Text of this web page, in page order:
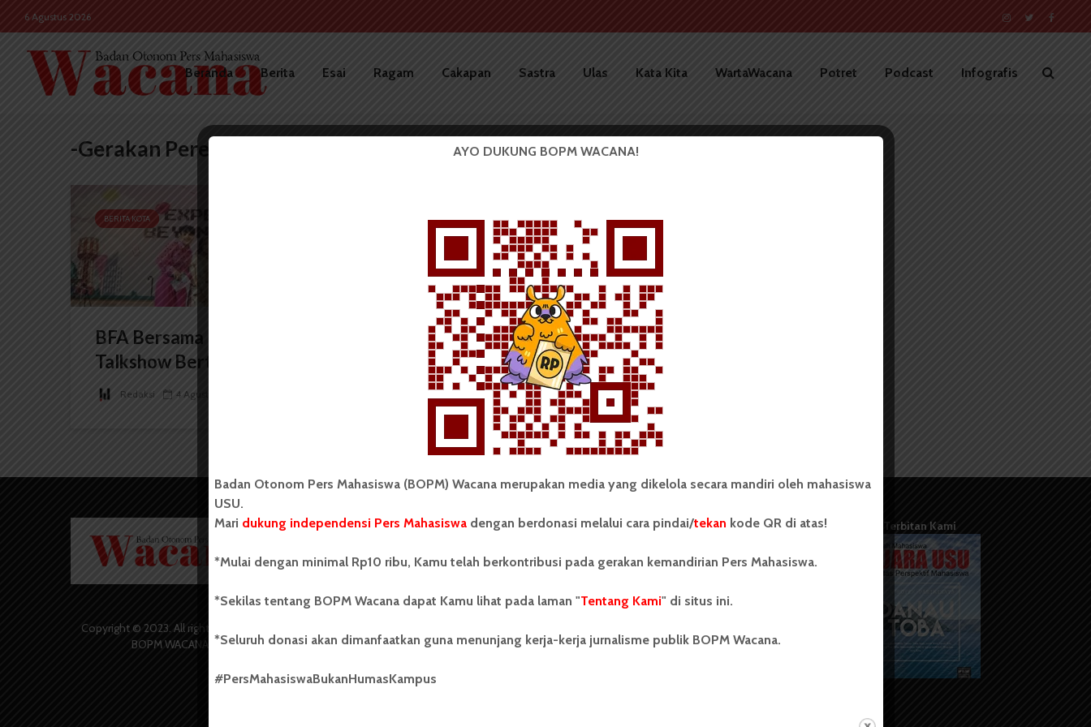
6 Agustus 2026
Beranda Berita Esai Ragam Cakapan Sastra Ulas Kata Kita WartaWacana Potret Podcast Infografis
-Gerakan Perempuan
BERITA KOTA
BFA Bersama PHI Gelar
Talkshow Bertajuk...
Redaksi 4 Agustus 2024
Copyright © 2023. All rights reserved
BOPM WACANA.
Badan Otonom Pers Mahasiswa (BOPM)
yang berdiri di luar kampus dan dikelola
secara mandiri oleh mahasiswa
Sebelumnya BOPM Wacana merupakan
(UKM) di Universitas Sumatera Utara
USU yang berdiri pada 1 Juli 1995.
Tentang Kami
Kontribusi
Terbitan Kami
AYO DUKUNG BOPM WACANA!
Badan Otonom Pers Mahasiswa (BOPM) Wacana merupakan media yang dikelola secara mandiri oleh mahasiswa
USU.
Mari dukung independensi Pers Mahasiswadengan berdonasi melalui cara pindai/tekan kode QR di atas!
*Mulai dengan minimal Rp10 ribu, Kamu telah berkontribusi pada gerakan kemandirian Pers Mahasiswa.
*Sekilas tentang BOPM Wacana dapat Kamu lihat pada laman "Tentang Kami" di situs ini.
*Seluruh donasi akan dimanfaatkan guna menunjang kerja-kerja jurnalisme publik BOPM Wacana.
#PersMahasiswaBukanHumasKampus